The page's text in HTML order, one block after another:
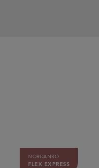
NORDANRO
FLEX EXPRESS